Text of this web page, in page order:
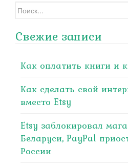
Search
for:
Свежие записи
Как оплатить книги и
Как сделать свой
вместо Etsy
Etsy заблокировал
Беларуси, PayPal
России